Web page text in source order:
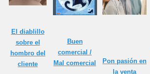
El diablillo
sobre el
hombro del
cliente
Buen
comercial /
Mal comercial
Pon pasión en
la venta